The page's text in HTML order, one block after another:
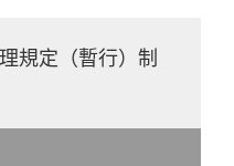
規定（暫行）制